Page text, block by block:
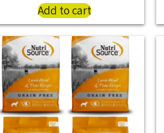
Add to cart